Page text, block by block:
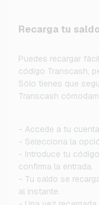
Recarga tu
Puedes recargar
código Transcash,
Sólo tienes que
Transcash
- Accede a tu
- Selecciona la
- Introduce tu
confirma la entrada.
- Tu saldo se
al instante.